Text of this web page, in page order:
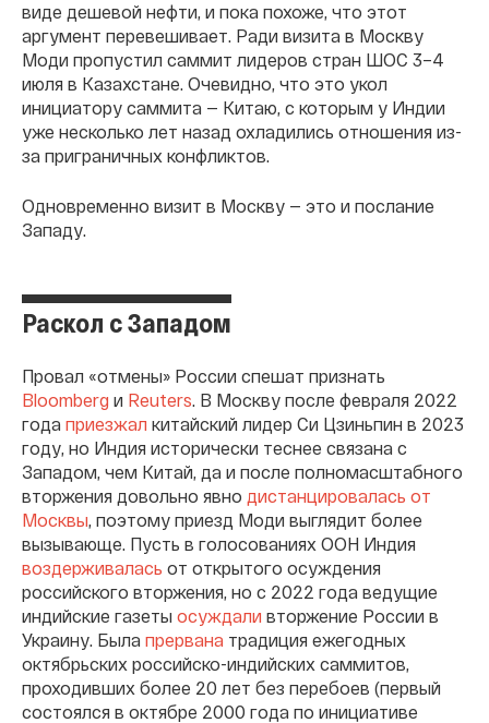
виде дешевой нефти, и пока похоже, что этот
аргумент перевешивает. Ради визита в Москву
Моди пропустил саммит лидеров стран ШОС 3–4
июля в Казахстане. Очевидно, что это укол
инициатору саммита — Китаю, с которым у Индии
уже несколько лет назад охладились отношения из-
за приграничных конфликтов.
Одновременно визит в Москву — это и послание
Западу.
Раскол с Западом
Провал «отмены» России спешат признать
Bloomberg и Reuters. В Москву после февраля 2022
года приезжал китайский лидер Си Цзиньпин в 2023
году, но Индия исторически теснее связана с
Западом, чем Китай, да и после полномасштабного
вторжения довольно явно дистанцировалась от
Москвы, поэтому приезд Моди выглядит более
вызывающе. Пусть в голосованиях ООН Индия
воздерживалась от открытого осуждения
российского вторжения, но с 2022 года ведущие
индийские газеты осуждали вторжение России в
Украину. Была прервана традиция ежегодных
октябрьских российско-индийских саммитов,
проходивших более 20 лет без перебоев (первый
состоялся в октябре 2000 года по инициативе